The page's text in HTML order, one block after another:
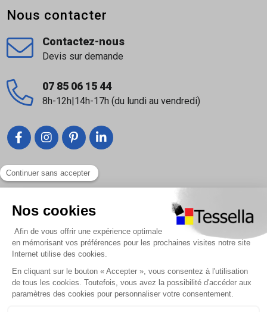
Liens utiles
Nous contacter
À propos
Paiement sécurisé
Livraison | Retour client
Nos tutos
Nous contacter
Contactez-nous
Devis sur demande
07 85 06 15 44
8h-12h|14h-17h (du lundi au vendredi)